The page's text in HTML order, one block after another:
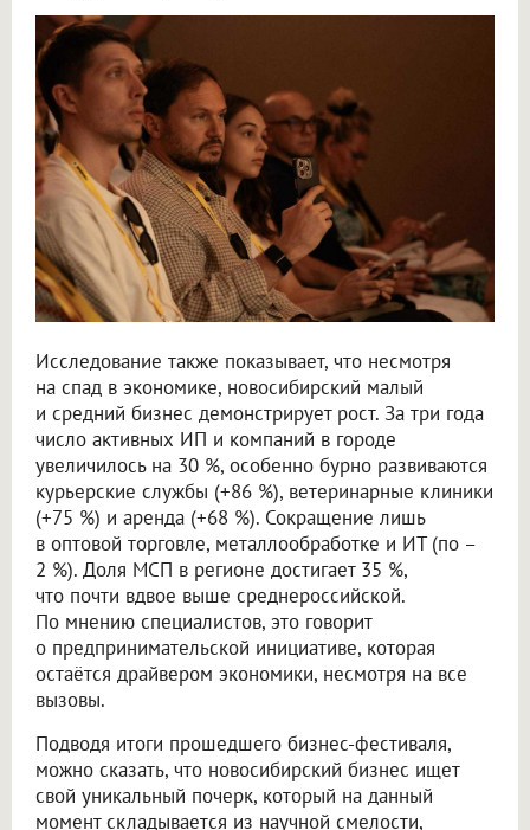
Исследование также показывает, что несмотря
на спад в экономике, новосибирский малый
и средний бизнес демонстрирует рост. За три года
число активных ИП и компаний в городе
увеличилось на 30 %, особенно бурно развиваются
курьерские службы (+86 %), ветеринарные клиники
(+75 %) и аренда (+68 %). Сокращение лишь
в оптовой торговле, металлообработке и ИТ (по –
2 %). Доля МСП в регионе достигает 35 %,
что почти вдвое выше среднероссийской.
По мнению специалистов, это говорит
о предпринимательской инициативе, которая
остаётся драйвером экономики, несмотря на все
вызовы.
Подводя итоги прошедшего бизнес-фестиваля,
можно сказать, что новосибирский бизнес ищет
свой уникальный почерк, который на данный
момент складывается из научной смелости,